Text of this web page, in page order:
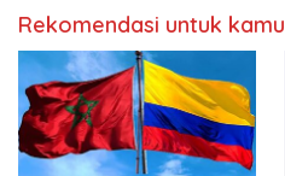
Rekomendasi untuk kamu